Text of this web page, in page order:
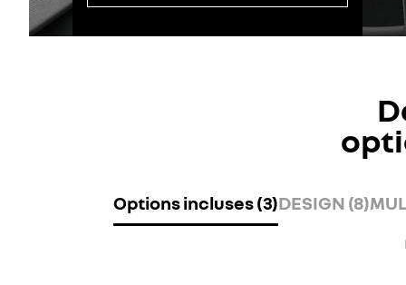
Options incluses (3)DESIGN (8)